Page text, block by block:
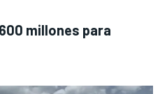
millones para